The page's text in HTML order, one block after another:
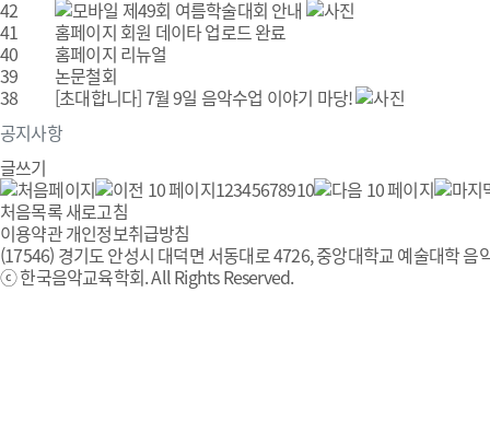
공지사항
42
제49회 여름학술대회 안내
41
홈페이지 회원 데이타 업로드 완료
40
홈페이지 리뉴얼
39
논문철회
38
[초대합니다] 7월 9일 음악수업 이야기 마당!
글쓰기
12345678910
처음목록새로고침
이용약관개인정보취급방침
(17546) 경기도 안성시 대덕면 서동대로 4726, 중앙대학교 예술대학 음
ⓒ 한국음악교육학회. All Rights Reserved.